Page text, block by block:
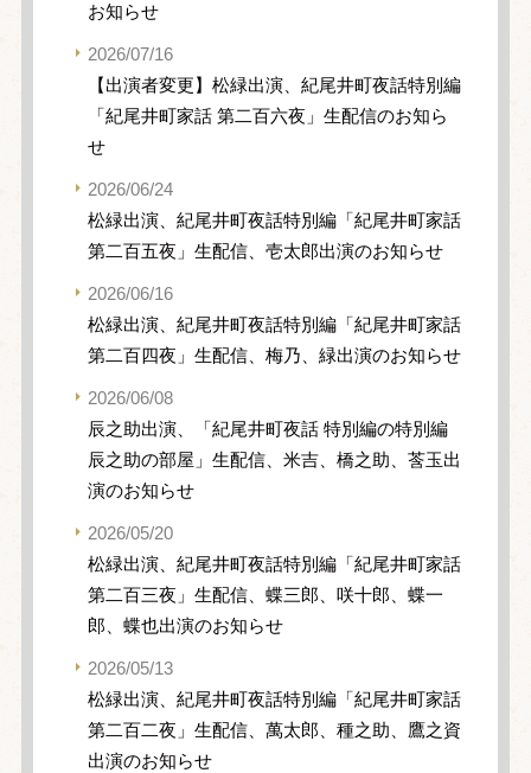
お知らせ
2026/07/16
【出演者変更】松緑出演、紀尾井町夜話特別編
「紀尾井町家話 第二百六夜」生配信のお知ら
せ
2026/06/24
松緑出演、紀尾井町夜話特別編「紀尾井町家話
第二百五夜」生配信、壱太郎出演のお知らせ
2026/06/16
松緑出演、紀尾井町夜話特別編「紀尾井町家話
第二百四夜」生配信、梅乃、緑出演のお知らせ
2026/06/08
辰之助出演、「紀尾井町夜話 特別編の特別編
辰之助の部屋」生配信、米吉、橋之助、莟玉出
演のお知らせ
2026/05/20
松緑出演、紀尾井町夜話特別編「紀尾井町家話
第二百三夜」生配信、蝶三郎、咲十郎、蝶一
郎、蝶也出演のお知らせ
2026/05/13
松緑出演、紀尾井町夜話特別編「紀尾井町家話
第二百二夜」生配信、萬太郎、種之助、鷹之資
出演のお知らせ